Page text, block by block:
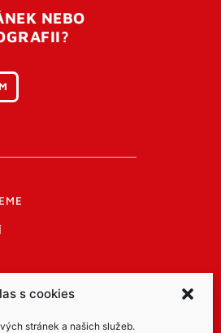
s cookies
stránek a našich služeb.
NEBO